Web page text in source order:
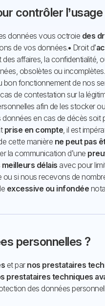
contrôler
données vous octroie des
de vos données.• Droit d’
affaires, la confidentialité,
obsolètes ou incomplètes.
bon fonctionnement de nos
de contestation sur la
afin de les stocker
en cas de décès soit
prise en compte, il est
cette manière ne peut pas
la communication d’une
meilleurs délais avec pour
si nous recevons de
excessive ou infondée
personnelles ?
et par nos prestataires
prestataires techniques
des données